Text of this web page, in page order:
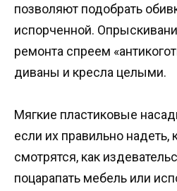
позволяют подобрать
испорченной.
ремонта спреем
диваны и кресла целыми.
Мягкие пластиковые
если их правильно надеть,
смотрятся, как
поцарапать мебель или